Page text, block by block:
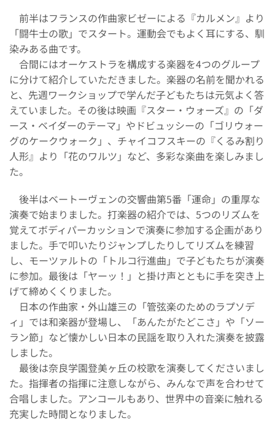
前半はフランスの作曲家ビゼーによる『カルメン』より
「闘牛士の歌」でスタート。運動会でもよく耳にする、馴
染みある曲です。
合間にはオーケストラを構成する楽器を4つのグループ
に分けて紹介していただきました。楽器の名前を聞かれる
と、先週ワークショップで学んだ子どもたちは元気よく答
えていました。その後は映画『スター・ウォーズ』の「ダ
ース・ベイダーのテーマ」やドビュッシーの「ゴリウォー
グのケークウォーク」、チャイコフスキーの『くるみ割り
人形』より「花のワルツ」など、多彩な楽曲を楽しみまし
た。
後半はベートーヴェンの交響曲第5番「運命」の重厚な
演奏で始まりました。打楽器の紹介では、5つのリズムを
覚えてボディパーカッションで演奏に参加する企画があり
ました。手で叩いたりジャンプしたりしてリズムを練習
し、モーツァルトの「トルコ行進曲」で子どもたちが演奏
に参加。最後は「ヤーッ！」と掛け声とともに手を突き上
げて締めくくりました。
日本の作曲家・外山雄三の「管弦楽のためのラプソデ
ィ」では和楽器が登場し、「あんたがたどこさ」や「ソー
ラン節」など懐かしい日本の民謡を取り入れた演奏を披露
しました。
最後は奈良学園登美ヶ丘の校歌を演奏してくださいまし
た。指揮者の指揮に注意しながら、みんなで声を合わせて
合唱しました。アンコールもあり、世界中の音楽に触れる
充実した時間となりました。